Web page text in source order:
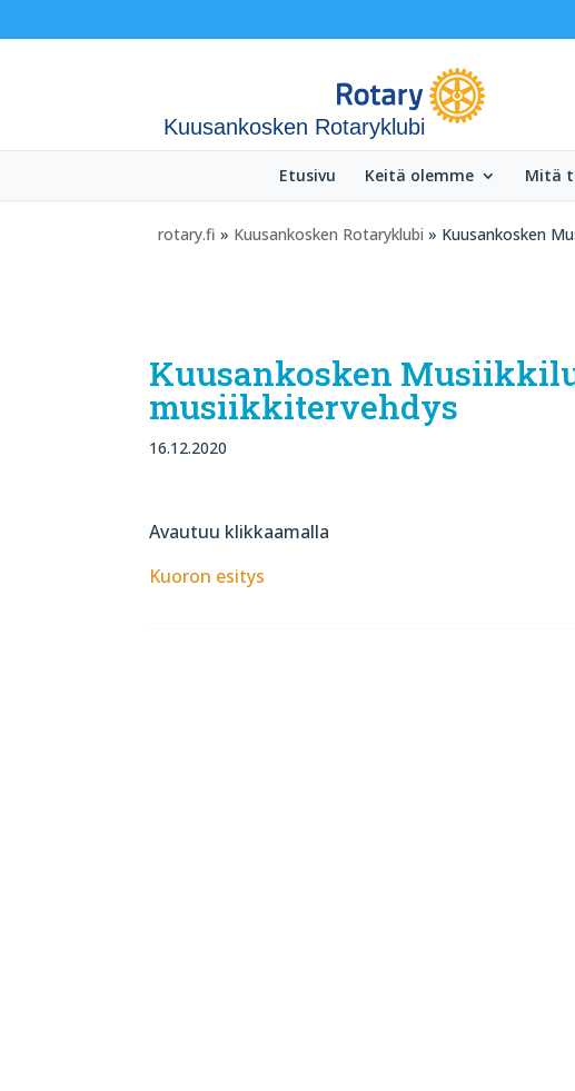
Kuusankosken Rotaryklubi
Etusivu Keitä olemme Mitä
rotary.fi » Kuusankosken Rotaryklubi » Kuusankosken
Kuusankosken
musiikkitervehdys
16.12.2020
Avautuu klikkaamalla
Kuoron esitys